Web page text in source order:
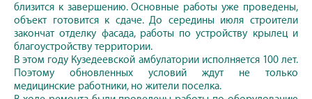
близится к завершению. Основные работы уже проведены,
объект готовится к сдаче. До середины июля строители
закончат отделку фасада, работы по устройству крылец и
благоустройству территории.
В этом году Кузедеевской амбулатории исполняется 100 лет.
Поэтому обновленных условий ждут не только
медицинские работники, но жители поселка.